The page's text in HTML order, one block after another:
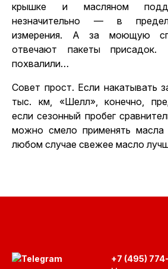
крышке и масляном
незначительно — в
измерения. А за моющую
отвечают пакеты
похвалили…
Совет прост. Если накатывать
тыс. км, «Шелл», конечно,
если сезонный пробег
можно смело применять
любом случае свежее масло
+7 (495)